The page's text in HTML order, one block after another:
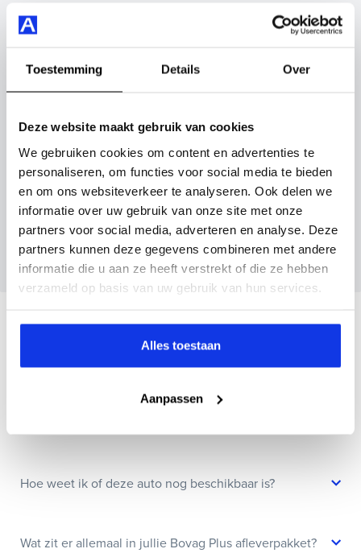
Toestemming Details Over
Deze website maakt gebruik van cookies
We gebruiken cookies om content en advertenties te
personaliseren, om functies voor social media te bieden
en om ons websiteverkeer te analyseren. Ook delen we
informatie over uw gebruik van onze site met onze
partners voor social media, adverteren en analyse. Deze
partners kunnen deze gegevens combineren met andere
informatie die u aan ze heeft verstrekt of die ze hebben
verzameld op basis van uw gebruik van hun services.
Alles toestaan
Aanpassen
velgen 18" en nog veel meer.
Volkswagen Golf ook bij ons financieren of leasen.
direct online.
Vul hier je gegevens in en vergeet niet foto's van je
inruilauto mee te sturen.
Kenteken huidige auto
Inruilvoorstel aanvragen
Wanneer je foto’s meestuurt ontvang je op
maandag tot en met vrijdag binnen enkele uren
een voorstel.
Veelgestelde vragen
Wanneer kan ik een proefrit maken?
Hoe weet ik of deze auto nog beschikbaar is?
Wat zit er allemaal in jullie Bovag Plus afleverpakket?